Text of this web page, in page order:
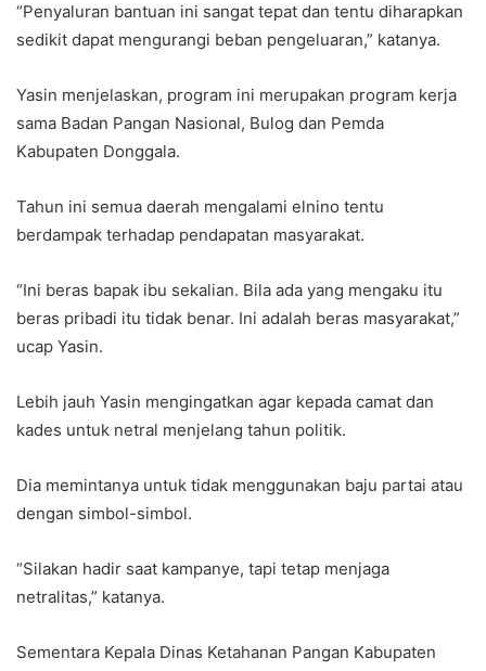
“Penyaluran bantuan ini sangat tepat dan tentu diharapkan
sedikit dapat mengurangi beban pengeluaran,” katanya.
Yasin menjelaskan, program ini merupakan program kerja
sama Badan Pangan Nasional, Bulog dan Pemda
Kabupaten Donggala.
Tahun ini semua daerah mengalami elnino tentu
berdampak terhadap pendapatan masyarakat.
“Ini beras bapak ibu sekalian. Bila ada yang mengaku itu
beras pribadi itu tidak benar. Ini adalah beras masyarakat,”
ucap Yasin.
Lebih jauh Yasin mengingatkan agar kepada camat dan
kades untuk netral menjelang tahun politik.
Dia memintanya untuk tidak menggunakan baju partai atau
dengan simbol-simbol.
“Silakan hadir saat kampanye, tapi tetap menjaga
netralitas,” katanya.
Sementara Kepala Dinas Ketahanan Pangan Kabupaten